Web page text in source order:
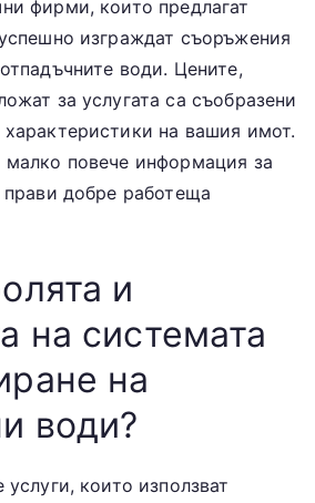
фирми, които предлагат
изграждат съоръжения
води. Цените,
за услугата са съобразени
на вашия имот.
повече информация за
добре работеща
и
на системата
на
води?
които използват